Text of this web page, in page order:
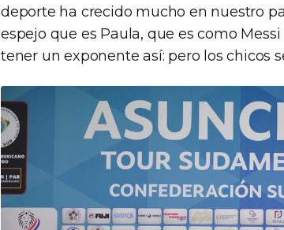
deporte ha crecido mucho en nuestro
espejo que es Paula, que es como
tener un exponente así: pero los chicos